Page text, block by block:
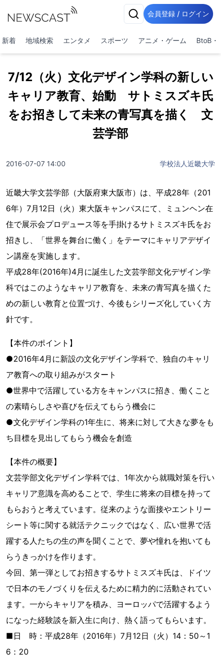
会員登録 / ログイン
新着 地域検索 エンタメ スポーツ アニメ・ゲーム BtoB・
7/12（火）文化デザイン学科の新しい
キャリア教育、始動 サトミスズキ氏
をお招きして未来の青写真を描く 文
芸学部
2016-07-07 14:00 学校法人近畿大学
近畿大学文芸学部（大阪府東大阪市）は、平成28年（201
6年）7月12日（火）東大阪キャンパスにて、ミュンヘン在
住で展示会プロデュース等を手掛けるサトミスズキ氏をお
招きし、「世界を舞台に働く」をテーマにキャリアデザイ
ン講座を実施します。
平成28年(2016年)4月に誕生した文芸学部文化デザイン学
科ではこのようなキャリア教育を、未来の青写真を描くた
めの新しい教育と位置づけ、今後もシリーズ化していく方
針です。
【本件のポイント】
●2016年4月に新設の文化デザイン学科で、独自のキャリ
ア教育への取り組みがスタート
●世界中で活躍している方をキャンパスに招き、働くこと
の素晴らしさや喜びを伝えてもらう機会に
●文化デザイン学科の1年生に、将来に対して大きな夢をも
ち目標を見出してもらう機会を創造
【本件の概要】
文芸学部文化デザイン学科では、1年次から就職対策を行い
キャリア意識を高めることで、学生に将来の目標を持って
もらおうと考えています。従来のような面接やエントリー
シート等に関する就活テクニックではなく、広い世界で活
躍する人たちの生の声を聞くことで、夢や憧れを抱いても
らうきっかけを作ります。
今回、第一弾としてお招きするサトミスズキ氏は、ドイツ
で日本のモノづくりを伝えるために精力的に活動されてい
ます。一からキャリアを積み、ヨーロッパで活躍するよう
になった経験談を新入生に向け、熱く語ってもらいます。
■日 時：平成28年（2016年）7月12日（火）14：50～1
6：20